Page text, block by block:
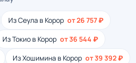
Из Сеула в Корор от 26 757 ₽
Из Токио в Корор от 36 544 ₽
Из Хошимина в Корор от 39 392 ₽